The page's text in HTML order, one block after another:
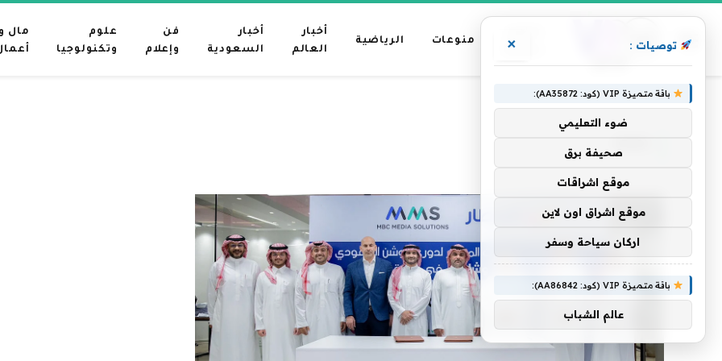
رئيسية
منوعات الرياضية
أخبار
العالم
أخبار
السعودية
فن
وإعلام
علوم
وتكنولوجيا
مال و
الرئيسية »
MMS
توصيات : ×
باقة متميزة VIP (كود: AA35872):
ضوء التعليمي
صحيفة برق
موقع اشراقات
موقع اشراق اون لاين
اركان سياحة وسفر
باقة متميزة VIP (كود: AA86842):
عالم الشباب